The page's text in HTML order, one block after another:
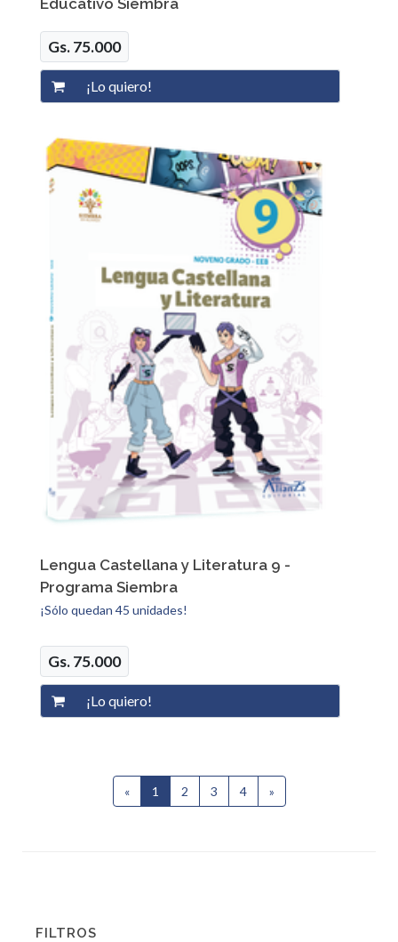
Gs. 75.000
Lengua Castellana y Literatura 9 -
Programa Siembra
¡Sólo quedan 45 unidades!
Gs. 75.000
« 1 (current)
2 3 4 »
FILTROS